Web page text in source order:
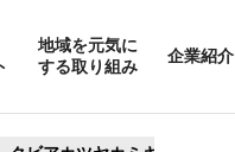
地域を元気に
する取り組み
企業紹介